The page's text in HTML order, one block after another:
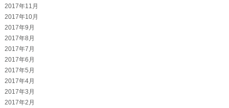
2017年11月
2017年10月
2017年9月
2017年8月
2017年7月
2017年6月
2017年5月
2017年4月
2017年3月
2017年2月